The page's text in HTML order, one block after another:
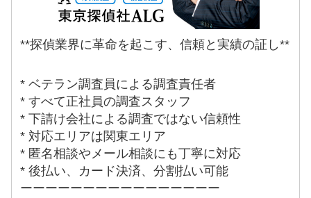
**探偵業界に革命を起こす、信頼と実績の証し**
* ベテラン調査員による調査責任者
* すべて正社員の調査スタッフ
* 下請け会社による調査ではない信頼性
* 対応エリアは関東エリア
* 匿名相談やメール相談にも丁寧に対応
* 後払い、カード決済、分割払い可能
ーーーーーーーーーーーーーーーー